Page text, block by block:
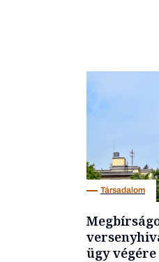
Társadalom
ügy